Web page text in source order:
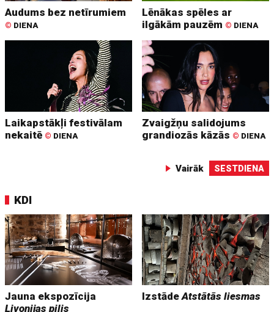
Audums bez netīrumiem
© DIENA
Lēnākas spēles ar
ilgākām pauzēm © DIENA
Laikapstākļi festivālam
nekaitē © DIENA
Zvaigžņu salidojums
grandiozās kāzās © DIENA
Vairāk SESTDIENA
KDI
Jauna ekspozīcija
Livonijas pilis
IzstādeAtstātās liesmas